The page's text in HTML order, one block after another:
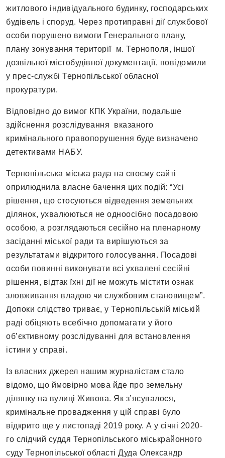
житлового індивідуального будинку, господарських
будівель і споруд. Через протиправні дії службової
особи порушено вимоги Генерального плану,
плану зонування території м. Тернополя, іншої
дозвільної містобудівної документації, повідомили
у прес-службі Тернопільської обласної
прокуратури.
Відповідно до вимог КПК України, подальше
здійснення розслідування вказаного
кримінального правопорушення буде визначено
детективами НАБУ.
Тернопільська міська рада на своєму сайті
оприлюднила власне бачення цих подій: “Усі
рішення, що стосуються відведення земельних
ділянок, ухвалюються не одноосібно посадовою
особою, а розглядаються сесійно на пленарному
засіданні міської ради та вирішуються за
результатами відкритого голосування. Посадові
особи повинні виконувати всі ухвалені сесійні
рішення, відтак їхні дії не можуть містити ознак
зловживання владою чи службовим становищем”.
Допоки слідство триває, у Тернопільській міській
раді обіцяють всебічно допомагати у його
об’єктивному розслідуванні для встановлення
істини у справі.
Із власних джерел нашим журналістам стало
відомо, що ймовірно мова йде про земельну
ділянку на вулиці Живова. Як з’ясувалося,
кримінальне провадження у цій справі було
відкрито ще у листопаді 2019 року. А у січні 2020-
го слідчий суддя Тернопільського міськрайонного
суду Тернопільської області Дуда Олександр